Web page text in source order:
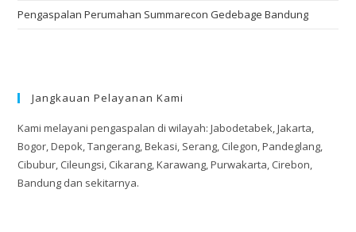
Pengaspalan Perumahan Summarecon Gedebage Bandung
Jangkauan Pelayanan Kami
Kami melayani pengaspalan di wilayah: Jabodetabek, Jakarta,
Bogor, Depok, Tangerang, Bekasi, Serang, Cilegon, Pandeglang,
Cibubur, Cileungsi, Cikarang, Karawang, Purwakarta, Cirebon,
Bandung dan sekitarnya.